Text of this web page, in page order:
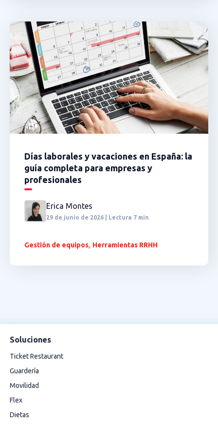
Días laborales y vacaciones en España: la
guía completa para empresas y
profesionales
Erica Montes
29 de junio de 2026 | Lectura 7 min
Gestión de equipos, Herramientas RRHH
Soluciones
Ticket Restaurant
Guardería
Movilidad
Flex
Dietas